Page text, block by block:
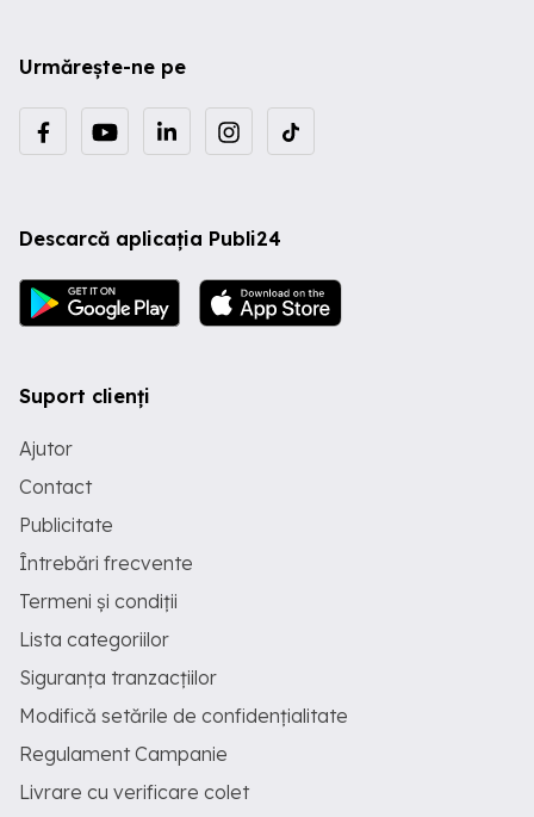
Urmărește-ne pe
Descarcă aplicația Publi24
Suport clienți
Ajutor
Contact
Publicitate
Întrebări frecvente
Termeni și condiții
Lista categoriilor
Siguranța tranzacțiilor
Modifică setările de confidențialitate
Regulament Campanie
Livrare cu verificare colet